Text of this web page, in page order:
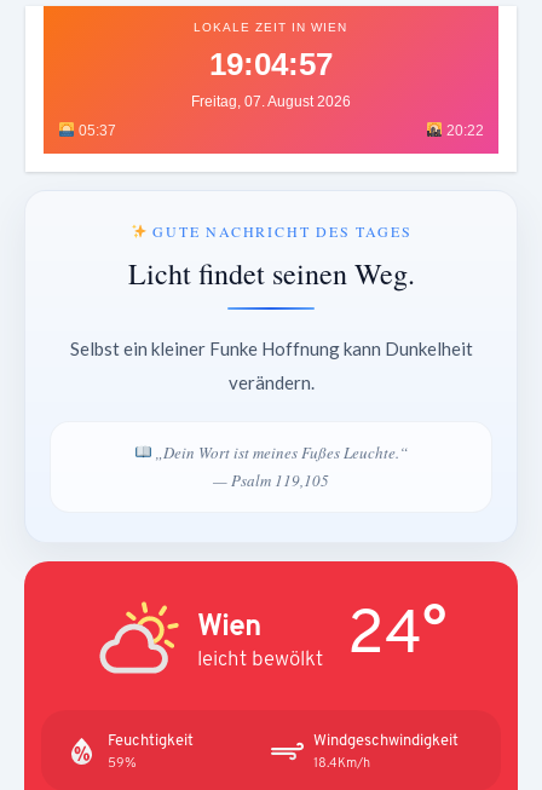
LOKALE ZEIT IN WIEN
19:04:59
Freitag, 07. August 2026
05:37
20:22
GUTE NACHRICHT DES TAGES
Licht findet seinen Weg.
Selbst ein kleiner Funke Hoffnung kann Dunkelheit
verändern.
„Dein Wort ist meines Fußes Leuchte.“
— Psalm 119,105
Wien
leicht bewölkt 24°
Feuchtigkeit
59%
Windgeschwindigkeit
18.4Km/h